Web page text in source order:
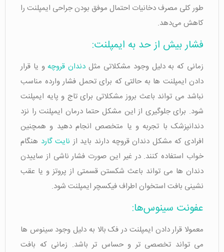
طور کلی مصرف دخانیات احتمال موفق بودن جراحی ایمپلنت را
کاهش می‌دهد.
فشار بیش از حد به ایمپلنت:
زمانی که به دلیل وجود مشکلاتی مثل دندان قروچهو یا قرار
دادن ایمپلنت ها به حالتی که برای تحمل فشار وارده مناسب
نباشد می تواند باعث بروز مشکلاتی برای تاج و پایه ایمپلنت
شود. برای جلوگیری از این مشکل حتما درمان ایمپلنت را نزد
دندانپزشک با تجربه و یا متخصص انجام دهید و همچنین
افرادی که مشکل دندان قروچه دارند باید از نایت گارد هنگام
خواب استفاده کنند. در غیر این صورت فشار ناشی از ساییدن
دندان ها می تواند باعث شکستن قسمتی از پروتز و یا عقب
نشینی بافت استخوان اطراف فیکسچر ایمپلنت شود.
عفونت سینوس‌ها:
معمولا قرار دادن ایمپلنت در فک بالا به دلیل وجود سینوس ها
می تواند تخصصی تر و حساس تر باشد. زمانی که بافت